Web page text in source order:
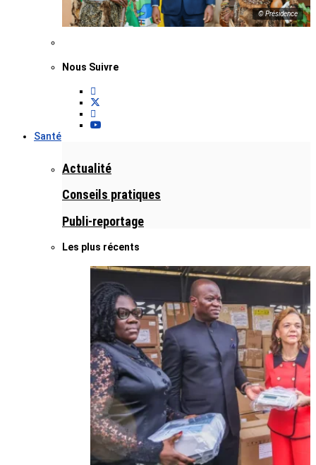
© Présidence
Nous Suivre
Santé
Actualité
Conseils pratiques
Publi-reportage
Les plus récents